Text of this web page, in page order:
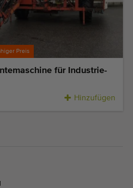
Preis
für Industrie-
Hinzufügen